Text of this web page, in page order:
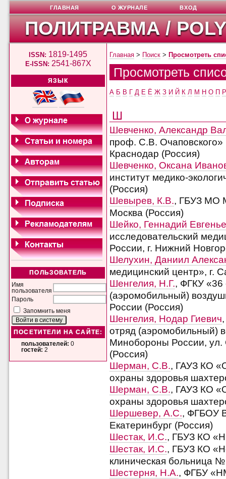
ПОЛИТРАВМА /
ISSN: 1819-1495
E-ISSN: 2541-867X
ЯЗЫК
ПОЛЬЗОВАТЕЛЬ
Имя
пользователя
Пароль
Запомнить меня
ПОСЕТИТЕЛИ НА САЙТЕ:
пользователей: 0
гостей: 2
ГЛАВНАЯ О ЖУРНАЛЕ ВХОД
Главная > Поиск > Просмотреть
Просмотреть
А Б В Г Д Е Ё Ж З И Й К Л М Н О П
Ш
Шевченко, Александр
проф. С.В. Очаповского»
Краснодар (Россия)
Шевченко, Оксана
институт медико-
(Россия)
Шевырев, К.В., ГБУЗ МО
Москва (Россия)
Шейко, Геннадий
исследовательский
России, г. Нижний
Шелухин, Даниил
медицинский центр», г.
Шенгелия, Н.Г., ФГКУ «36
(аэромобильный)
России (Россия)
Шенгелия, Нодар Гиевич
отряд (аэромобильный)
Минобороны России, ул.
(Россия)
Шерман, С.В., ГАУЗ КО
охраны здоровья
Шерман, С.В., ГАУЗ КО
охраны здоровья
Шершевер, А.С., ФГБОУ
Екатеринбург (Россия)
Шестак, И.С., ГБУЗ КО
Шестак, И.С., ГБУЗ КО
клиническая больница №
Шестерня, Н.А., ФГБУ